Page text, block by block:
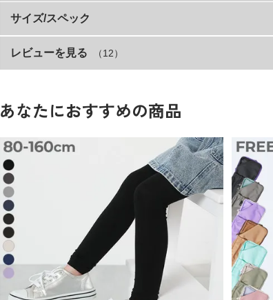
何かと荷物が多い通学シーン。
そんな思いから生まれたランドセルカバーです。
・暗い夜道で役立つリフレクター付き
・すべての全かぶせタイプのランドセルに装着できる
・2つのお名前記入スペース
ランドセルに装着できる様々なアイテムをご用意。
用途や荷物の量に合わせて自分好みにカスタマイズできます。
・170UGD005 たくさん収納できる 撥水 ランドセルカバー(
・1USC19197 たくさん収納できる ランドセル用サイドポケ
・170UGD011 ランドセルにしっかり固定できる 鍵＆防犯ブ
■素材
撥水加工を施した、柔らかな肌ざわりのポリエステル素材
サイズ/スペック
ポリエステル
生産国
CHINA
備考
洗濯方法
手洗い可 / 漂白剤使用不可 / 乾燥機使用不可 / 日陰ぬれつり干し
ご注意事項
レビューを見る （12）
あなたにおすすめの商品